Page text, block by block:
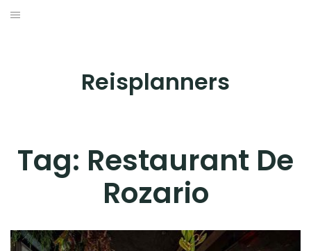
Skip
Reisplanners
Tag: Restaurant De
Rozario